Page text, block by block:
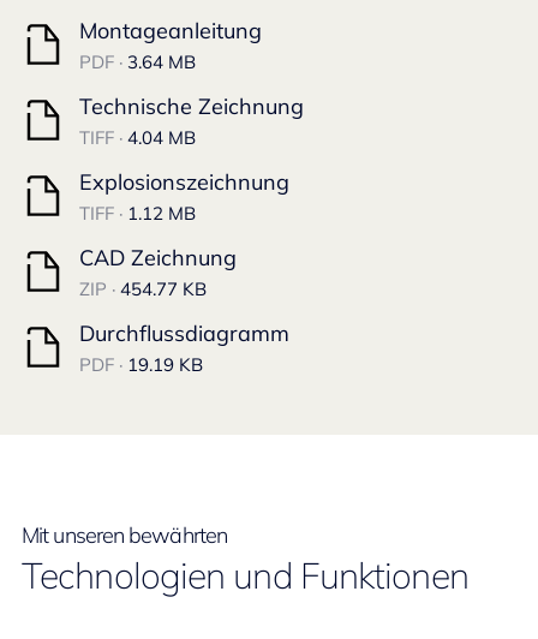
Montageanleitung
PDF · 3.64 MB
Technische Zeichnung
TIFF · 4.04 MB
Explosionszeichnung
TIFF · 1.12 MB
CAD Zeichnung
ZIP · 454.77 KB
Durchflussdiagramm
PDF · 19.19 KB
Mit unseren bewährten
Technologien und Funktionen